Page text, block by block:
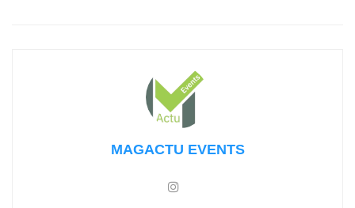
MAGACTU EVENTS